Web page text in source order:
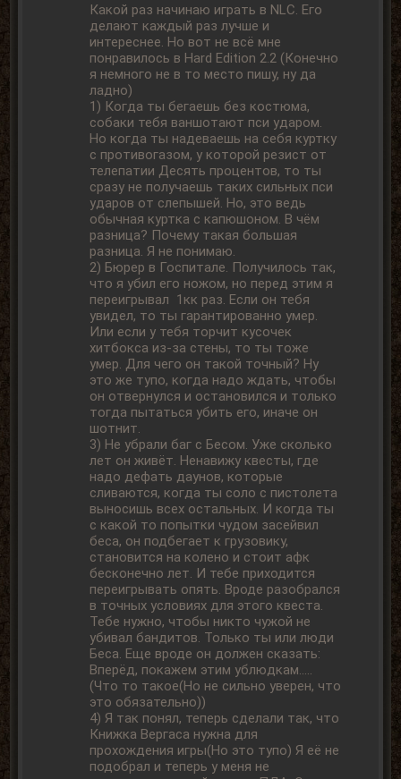
Какой раз начинаю играть в NLC. Его
делают каждый раз лучше и
интереснее. Но вот не всё мне
понравилось в Hard Edition 2.2 (Конечно
я немного не в то место пишу, ну да
ладно)
1) Когда ты бегаешь без костюма,
собаки тебя ваншотают пси ударом.
Но когда ты надеваешь на себя куртку
с противогазом, у которой резист от
телепатии Десять процентов, то ты
сразу не получаешь таких сильных пси
ударов от слепышей. Но, это ведь
обычная куртка с капюшоном. В чём
разница? Почему такая большая
разница. Я не понимаю.
2) Бюрер в Госпитале. Получилось так,
что я убил его ножом, но перед этим я
переигрывал 1кк раз. Если он тебя
увидел, то ты гарантированно умер.
Или если у тебя торчит кусочек
хитбокса из-за стены, то ты тоже
умер. Для чего он такой точный? Ну
это же тупо, когда надо ждать, чтобы
он отвернулся и остановился и только
тогда пытаться убить его, иначе он
шотнит.
3) Не убрали баг с Бесом. Уже сколько
лет он живёт. Ненавижу квесты, где
надо дефать даунов, которые
сливаются, когда ты соло с пистолета
выносишь всех остальных. И когда ты
с какой то попытки чудом засейвил
беса, он подбегает к грузовику,
становится на колено и стоит афк
бесконечно лет. И тебе приходится
переигрывать опять. Вроде разобрался
в точных условиях для этого квеста.
Тебе нужно, чтобы никто чужой не
убивал бандитов. Только ты или люди
Беса. Еще вроде он должен сказать:
Вперёд, покажем этим ублюдкам.....
(Что то такое(Но не сильно уверен, что
это обязательно))
4) Я так понял, теперь сделали так, что
Книжка Вергаса нужна для
прохождения игры(Но это тупо) Я её не
подобрал и теперь у меня не